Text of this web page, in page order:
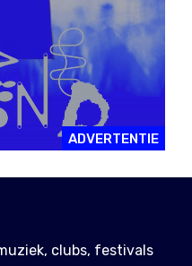
ADVERTENTIE
clubs, festivals